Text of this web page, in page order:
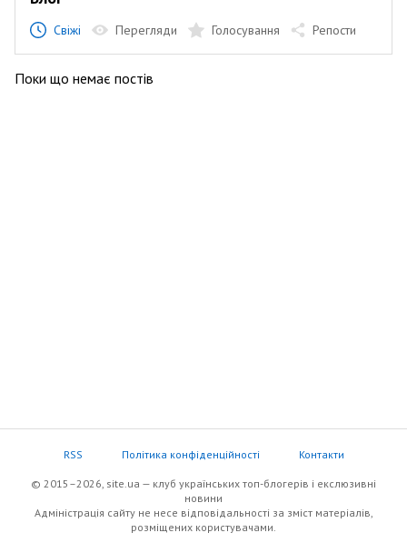
Свіжі Перегляди Голосування Репости
Поки що немає постів
RSS Політика конфіденційності Контакти
© 2015–2026, site.ua — клуб українських топ-блогерів i екслюзивнi
новини
Адміністрація сайту не несе відповідальності за зміст матеріалів,
розміщених користувачами.